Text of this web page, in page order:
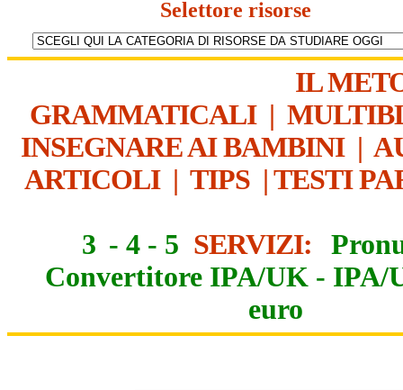
Selettore risorse
IL
GRAMMATICALI|
INSEGNARE AI BAMBINI|
ARTICOLI| TIPS| TESTI
3 - 4 - 5 SERVIZI:
Convertitore IPA/UK - IPA/
euro